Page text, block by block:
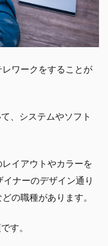
ワークをすることが
、システムやソフト
イアウトやカラーを
ナーのデザイン通り
の職種があります。
す。